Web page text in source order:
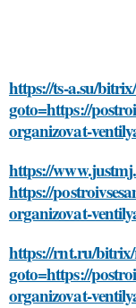
https://ts-a.su/
goto=https://
organizovat-
https://
https://
organizovat-
https://rnt.ru/
goto=https://
organizovat-